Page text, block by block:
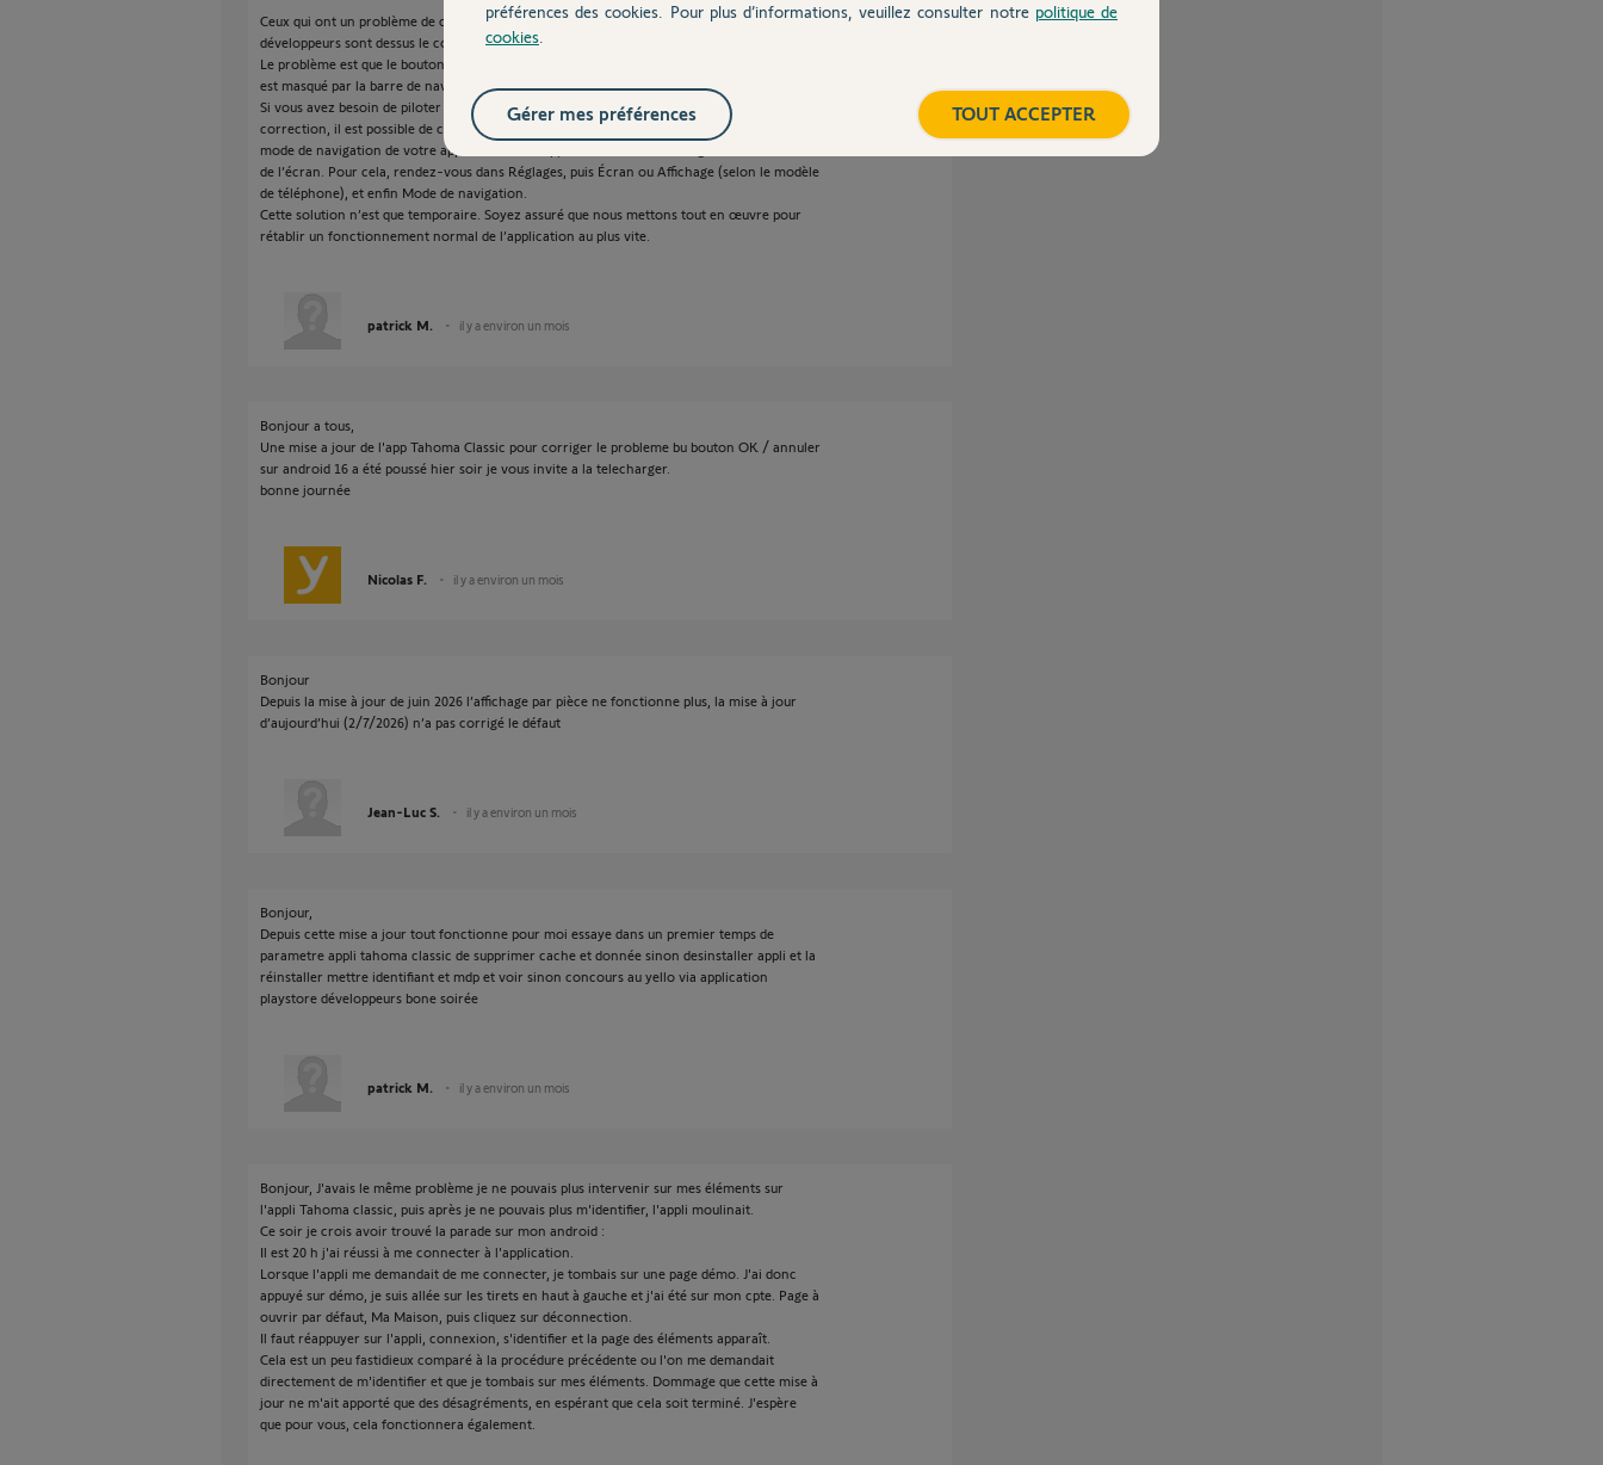
Ceux qui ont un problème de commande tahoma classic après la mise a jour du 12 juin les
développeurs sont dessus le correctif
Le problème est que le bouton "OK" permettant d'envoyer la commande sur vos produits
est masqué par la barre de navigation en bas de l'écran.
Si vous avez besoin de piloter vos équipements depuis votre téléphone en attendant la
correction, il est possible de contourner temporairement le problème en modifiant le
mode de navigation de votre appareil afin de supprimer la barre de navigation située en bas
de l’écran. Pour cela, rendez-vous dans Réglages, puis Écran ou Affichage (selon le modèle
de téléphone), et enfin Mode de navigation.
Cette solution n’est que temporaire. Soyez assuré que nous mettons tout en œuvre pour
rétablir un fonctionnement normal de l’application au plus vite.
patrick M. il y a environ un mois
Bonjour a tous,
Une mise a jour de l'app Tahoma Classic pour corriger le probleme bu bouton OK / annuler
sur android 16 a été poussé hier soir je vous invite a la telecharger.
bonne journée
Nicolas F. il y a environ un mois
Bonjour
Depuis la mise à jour de juin 2026 l’affichage par pièce ne fonctionne plus, la mise à jour
d’aujourd’hui (2/7/2026) n’a pas corrigé le défaut
Jean-Luc S. il y a environ un mois
Bonjour,
Depuis cette mise a jour tout fonctionne pour moi essaye dans un premier temps de
parametre appli tahoma classic de supprimer cache et donnée sinon desinstaller appli et la
réinstaller mettre identifiant et mdp et voir sinon concours au yello via application
playstore développeurs bone soirée
patrick M. il y a environ un mois
Bonjour, J'avais le même problème je ne pouvais plus intervenir sur mes éléments sur
l'appli Tahoma classic, puis après je ne pouvais plus m'identifier, l'appli moulinait.
Ce soir je crois avoir trouvé la parade sur mon android :
Il est 20 h j'ai réussi à me connecter à l'application.
Lorsque l'appli me demandait de me connecter, je tombais sur une page démo. J'ai donc
appuyé sur démo, je suis allée sur les tirets en haut à gauche et j'ai été sur mon cpte. Page à
ouvrir par défaut, Ma Maison, puis cliquez sur déconnection.
Il faut réappuyer sur l'appli, connexion, s'identifier et la page des éléments apparaît.
Cela est un peu fastidieux comparé à la procédure précédente ou l'on me demandait
directement de m'identifier et que je tombais sur mes éléments. Dommage que cette mise à
jour ne m'ait apporté que des désagréments, en espérant que cela soit terminé. J'espère
que pour vous, cela fonctionnera également.
préférences des cookies. Pour plus d’informations, veuillez consulter notre politique de
cookies
TOUT ACCEPTER
Gérer mes préférences